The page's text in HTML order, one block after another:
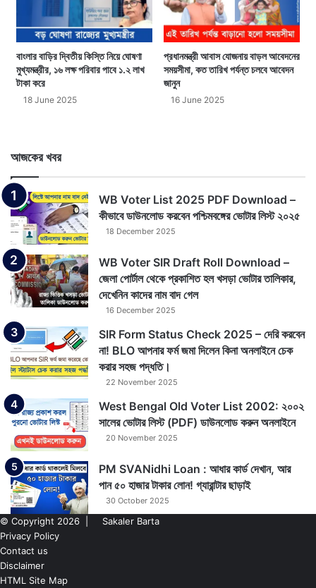
বাংলার বাড়ির দ্বিতীয় কিস্তি নিয়ে ঘোষণা
মুখ্যমন্ত্রীর, ১৬ লক্ষ পরিবার পাবে ১.২ লাখ
টাকা করে
18 June 2025
প্রধানমন্ত্রী আবাস যোজনায় বাড়ল আবেদনের
সময়সীমা, কত তারিখ পর্যন্ত চলবে আবেদন
জানুন
16 June 2025
আজকের খবর
WB Voter List 2025 PDF Download –
কীভাবে ডাউনলোড করবেন পশ্চিমবঙ্গের ভোটার লিস্ট ২০২৫
18 December 2025
WB Voter SIR Draft Roll Download –
জেলা পোর্টাল থেকে প্রকাশিত হল খসড়া ভোটার তালিকার,
দেখেনিন কাদের নাম বাদ গেল
16 December 2025
SIR Form Status Check 2025 – দেরি করবেন
না! BLO আপনার ফর্ম জমা দিলেন কিনা অনলাইনে চেক
করার সহজ পদ্ধতি।
22 November 2025
West Bengal Old Voter List 2002: ২০০২
সালের ভোটার লিস্ট (PDF) ডাউনলোড করুন অনলাইনে
20 November 2025
PM SVANidhi Loan : আধার কার্ড দেখান, আর
পান ৫০ হাজার টাকার লোন! গ্যারান্টার ছাড়াই
30 October 2025
© Copyright 2026 |
Sakaler Barta
Privacy Policy
Contact us
Disclaimer
HTML Site Map